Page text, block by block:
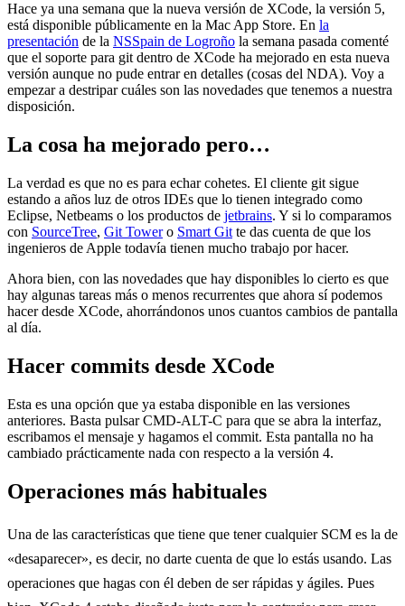
Hace ya una semana que la nueva versión de XCode, la versión 5,
está disponible públicamente en la Mac App Store. En la
presentación de la NSSpain de Logroño la semana pasada comenté
que el soporte para git dentro de XCode ha mejorado en esta nueva
versión aunque no pude entrar en detalles (cosas del NDA). Voy a
empezar a destripar cuáles son las novedades que tenemos a nuestra
disposición.
La cosa ha mejorado pero…
La verdad es que no es para echar cohetes. El cliente git sigue
estando a años luz de otros IDEs que lo tienen integrado como
Eclipse, Netbeams o los productos de jetbrains. Y si lo comparamos
con SourceTree, Git Towero Smart Git te das cuenta de que los
ingenieros de Apple todavía tienen mucho trabajo por hacer.
Ahora bien, con las novedades que hay disponibles lo cierto es que
hay algunas tareas más o menos recurrentes que ahora sí podemos
hacer desde XCode, ahorrándonos unos cuantos cambios de pantalla
al día.
Hacer commits desde XCode
Esta es una opción que ya estaba disponible en las versiones
anteriores. Basta pulsar CMD-ALT-C para que se abra la interfaz,
escribamos el mensaje y hagamos el commit. Esta pantalla no ha
cambiado prácticamente nada con respecto a la versión 4.
Operaciones más habituales
Una de las características que tiene que tener cualquier SCM es la de
«desaparecer», es decir, no darte cuenta de que lo estás usando. Las
operaciones que hagas con él deben de ser rápidas y ágiles. Pues